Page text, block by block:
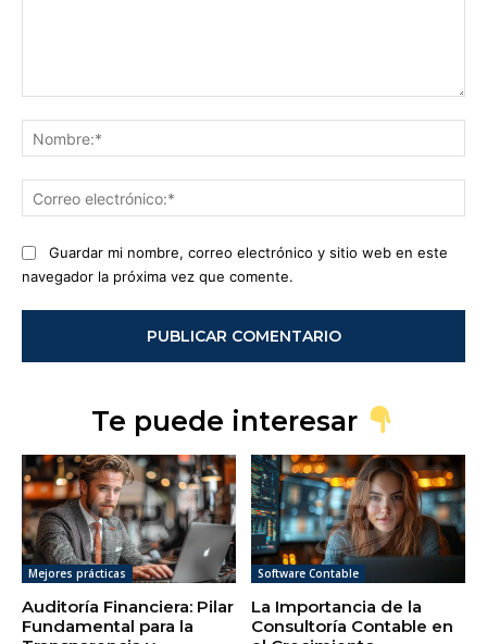
Guardar mi nombre, correo electrónico y sitio web en este
navegador la próxima vez que comente.
Te puede interesar
Mejores prácticas
Auditoría Financiera: Pilar
Fundamental para la
Software Contable
La Importancia de la
Consultoría Contable en